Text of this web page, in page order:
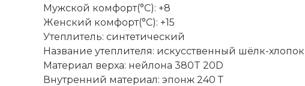
Мужской комфорт(°C): +8
Женский комфорт(°C): +15
Утеплитель: синтетический
Название утеплителя: искусственный шёлк-
Материал верха: нейлона 380T 20D
Внутренний материал: эпонж 240 Т